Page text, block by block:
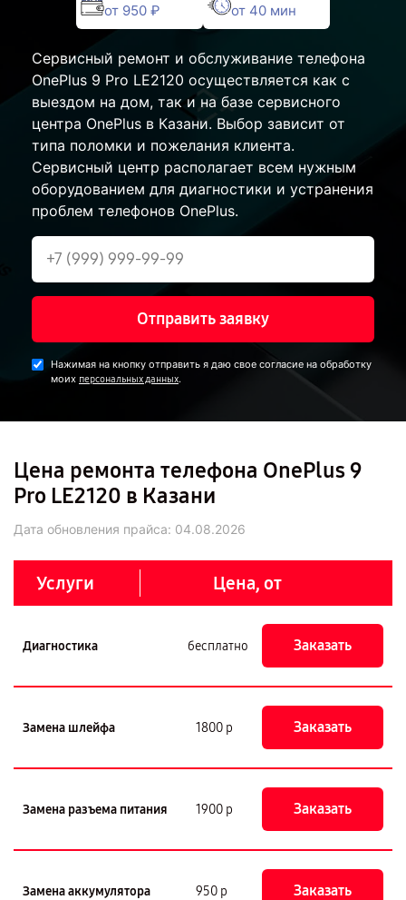
от 950 ₽ от 40 мин
Сервисный ремонт и обслуживание телефона
OnePlus 9 Pro LE2120 осуществляется как с
выездом на дом, так и на базе сервисного
центра OnePlus в Казани. Выбор зависит от
типа поломки и пожелания клиента.
Сервисный центр располагает всем нужным
оборудованием для диагностики и устранения
проблем телефонов OnePlus.
Отправить заявку
Нажимая на кнопку отправить я даю свое согласие на обработку
моих персональных данных.
Цена ремонта телефона OnePlus 9
Pro LE2120 в Казани
Дата обновления прайса: 04.08.2026
Услуги Цена, от
Диагностика бесплатно Заказать
Замена шлейфа 1800 р Заказать
Замена разъема питания 1900 р Заказать
Замена аккумулятора 950 р Заказать